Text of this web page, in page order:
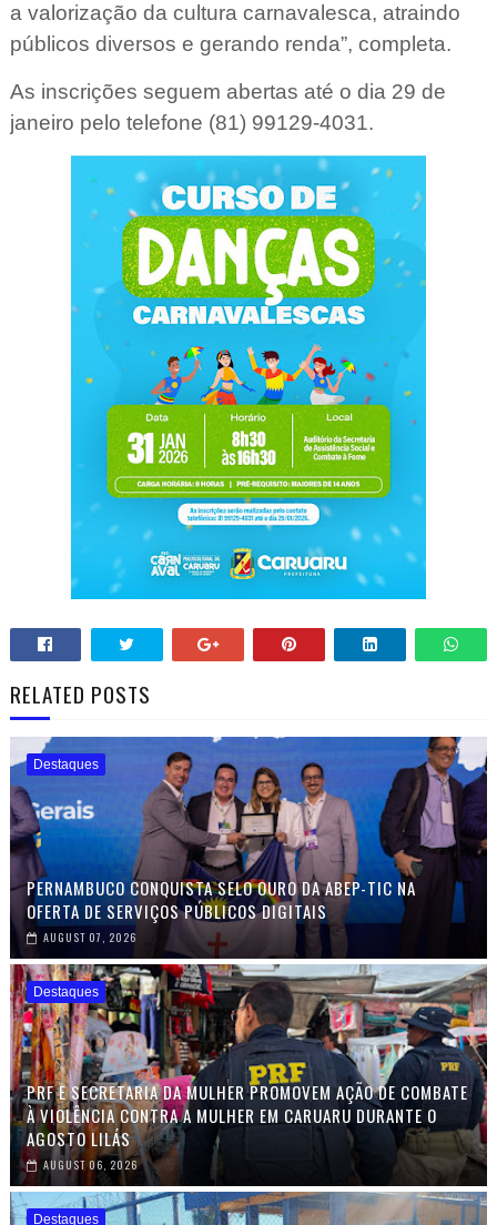
a valorização da cultura carnavalesca, atraindo
públicos diversos e gerando renda”, completa.
As inscrições seguem abertas até o dia 29 de
janeiro pelo telefone (81) 99129-4031.
RELATED POSTS
Destaques
PERNAMBUCO CONQUISTA SELO OURO DA ABEP-TIC NA
OFERTA DE SERVIÇOS PÚBLICOS DIGITAIS
AUGUST 07, 2026
Destaques
PRF E SECRETARIA DA MULHER PROMOVEM AÇÃO DE COMBATE
À VIOLÊNCIA CONTRA A MULHER EM CARUARU DURANTE O
AGOSTO LILÁS
AUGUST 06, 2026
Destaques